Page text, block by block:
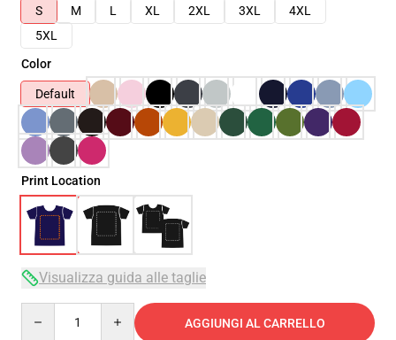
S
M L XL 2XL 3XL
4XL
5XL
Color
Default
Print Location
Visualizza guida alle taglie
AGGIUNGI AL CARRELLO